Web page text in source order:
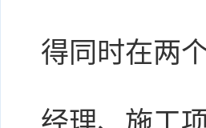
得同时在两